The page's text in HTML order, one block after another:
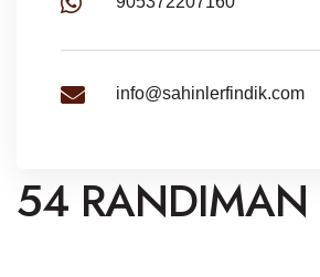
info@sahinlerfindik.com
54 RANDIMAN